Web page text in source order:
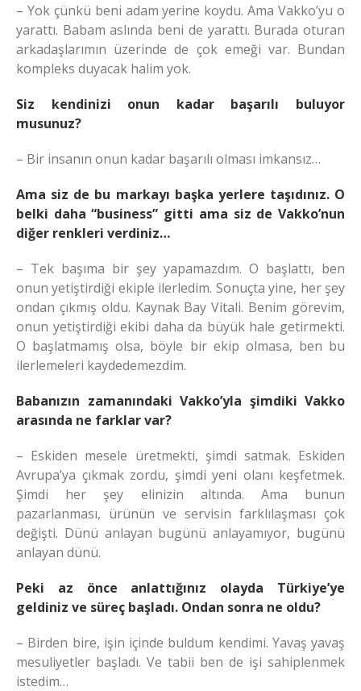
– Yok çünkü beni adam yerine koydu. Ama Vakko’yu o
yarattı. Babam aslında beni de yarattı. Burada oturan
arkadaşlarımın üzerinde de çok emeği var. Bundan
kompleks duyacak halim yok.
Siz kendinizi onun kadar başarılı buluyor
musunuz?
– Bir insanın onun kadar başarılı olması imkansız…
Ama siz de bu markayı başka yerlere taşıdınız. O
belki daha “business” gitti ama siz de Vakko’nun
diğer renkleri verdiniz…
– Tek başıma bir şey yapamazdım. O başlattı, ben
onun yetiştirdiği ekiple ilerledim. Sonuçta yine, her şey
ondan çıkmış oldu. Kaynak Bay Vitali. Benim görevim,
onun yetiştirdiği ekibi daha da büyük hale getirmekti.
O başlatmamış olsa, böyle bir ekip olmasa, ben bu
ilerlemeleri kaydedemezdim.
Babanızın zamanındaki Vakko’yla şimdiki Vakko
arasında ne farklar var?
– Eskiden mesele üretmekti, şimdi satmak. Eskiden
Avrupa’ya çıkmak zordu, şimdi yeni olanı keşfetmek.
Şimdi her şey elinizin altında. Ama bunun
pazarlanması, ürünün ve servisin farklılaşması çok
değişti. Dünü anlayan bugünü anlayamıyor, bugünü
anlayan dünü.
Peki az önce anlattığınız olayda Türkiye’ye
geldiniz ve süreç başladı. Ondan sonra ne oldu?
– Birden bire, işin içinde buldum kendimi. Yavaş yavaş
mesuliyetler başladı. Ve tabii ben de işi sahiplenmek
istedim…